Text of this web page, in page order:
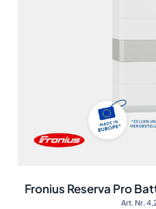
Fronius Reserva Pro
Art. Nr.